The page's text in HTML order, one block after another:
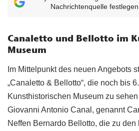
Nachrichtenquelle festlegen
Canaletto und Bellotto im
Museum
Im Mittelpunkt des neuen Angebots
„Canaletto & Bellotto“, die noch bis
Kunsthistorischen Museum zu
Giovanni Antonio Canal, genannt
Neffen Bernardo Bellotto, die zu den